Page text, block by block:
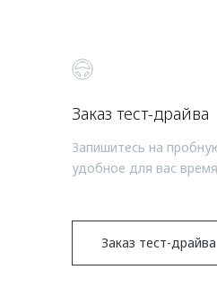
Заказ тест-драйва
Запишитесь на
удобное для вас время
Заказ тест-драйва